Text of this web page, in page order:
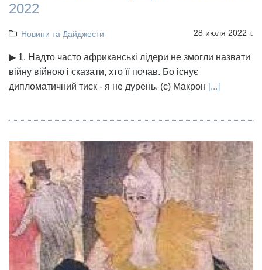
2022
Новини та Дайджести 28 июля 2022 г.
▶ 1. Надто часто африканські лідери не змогли назвати
війну війною і сказати, хто її почав. Бо існує
дипломатичний тиск - я не дурень. (с) Макрон [...]